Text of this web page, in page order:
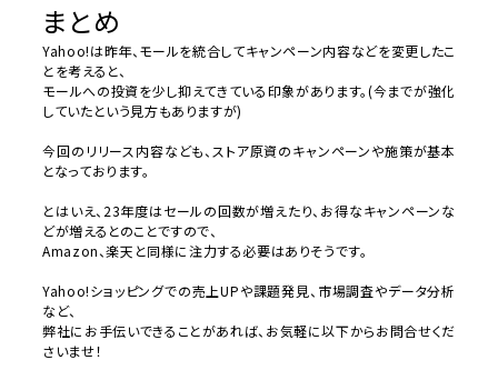
まとめ
Yahoo!は昨年、モールを統合してキャンペーン内容などを変更したこ
とを考えると、
モールへの投資を少し抑えてきている印象があります。(今までが強化
していたという見方もありますが)
今回のリリース内容なども、ストア原資のキャンペーンや施策が基本
となっております。
とはいえ、23年度はセールの回数が増えたり、お得なキャンペーンな
どが増えるとのことですので、
Amazon、楽天と同様に注力する必要はありそうです。
Yahoo!ショッピングでの売上UPや課題発見、市場調査やデータ分析
など、
弊社にお手伝いできることがあれば、お気軽に以下からお問合せくだ
さいませ！